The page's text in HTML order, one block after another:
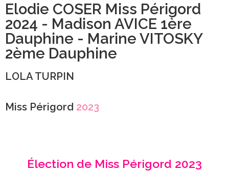
Elodie COSER Miss Périgord
2024 - Madison AVICE 1ère
Dauphine - Marine VITOSKY
2ème Dauphine
LOLA TURPIN
Miss Périgord 2023
Élection de Miss Périgord 2023